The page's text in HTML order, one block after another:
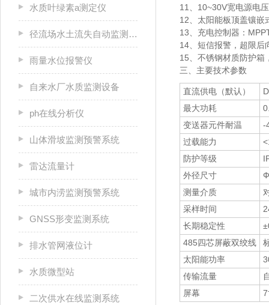
水质叶绿素a测定仪
径流场水土流失自动监测系统
雨量水位报警仪
自来水厂水质监测设备
ph在线分析仪
山体滑坡监测预警系统
雷达流量计
城市内涝监测预警系统
GNSS形变监测系统
排水管网液位计
水质微型站
二次供水在线监测系统
11、10~30V宽电源电
12、太阳能板顶盖镶嵌
13、充电控制器：
14、短信报警，超限后
15、 不锈钢材质防护箱
三、主要技术参数
直流供电（默认）
最大功耗
变送器元件耐温
-
过载能力
防护等级
外径尺寸
测量介质
采样时间
长期稳定性
485四芯屏蔽双绞线
太阳能功率
传输流量
屏幕